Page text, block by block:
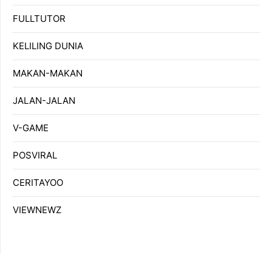
FULLTUTOR
KELILING DUNIA
MAKAN-MAKAN
JALAN-JALAN
V-GAME
POSVIRAL
CERITAYOO
VIEWNEWZ